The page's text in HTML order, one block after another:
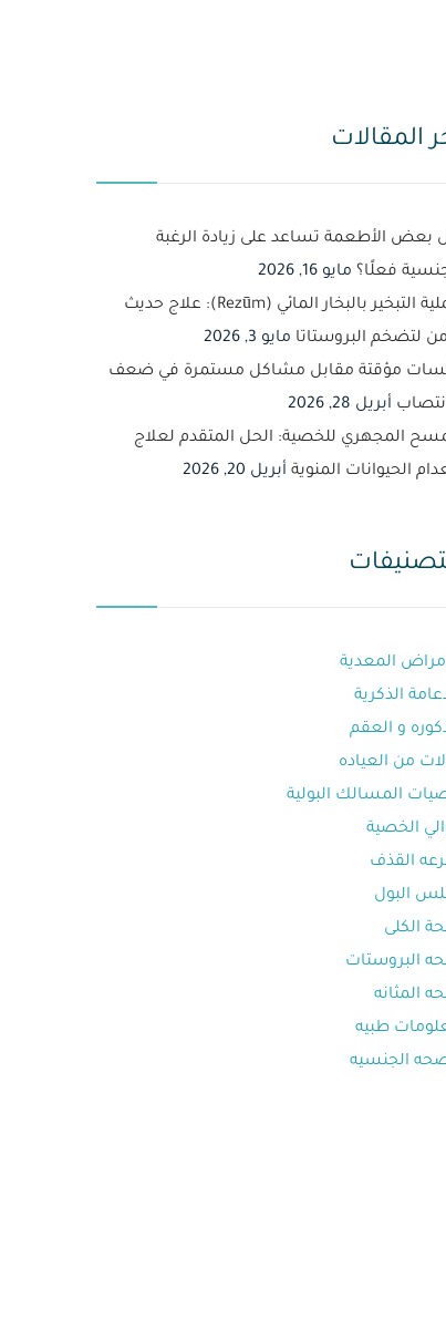
المقالات
بعض الأطعمة تساعد على زيادة الرغبة
فعلًا؟ مايو 16, 2026
عملية التبخير بالبخار المائي (Rezūm): علاج حديث
لتضخم البروستاتا مايو 3, 2026
مؤقتة مقابل مشاكل مستمرة في ضعف
أبريل 28, 2026
المجهري للخصية: الحل المتقدم لعلاج
الحيوانات المنوية أبريل 20, 2026
المعدية
الذكرية
و العقم⁩
من العياده⁩
المسالك البولية
الخصية
القذف⁩
البول
الكلى
البروستات
المثانه⁩
طبيه⁩